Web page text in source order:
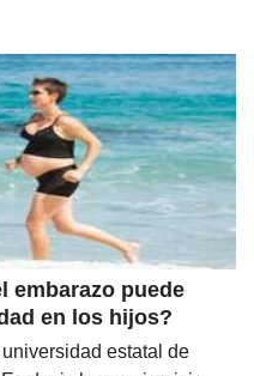
embarazo puede
en los hijos?
estatal de